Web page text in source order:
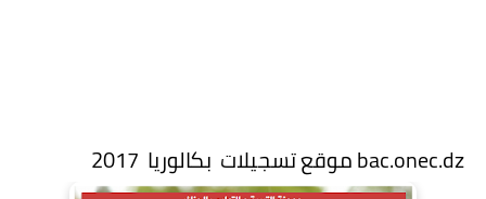
موقع تسجيلات بكالوريا 2017 bac.onec.dz